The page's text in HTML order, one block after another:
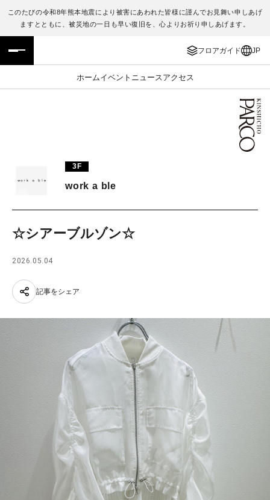
このたびの令和8年熊本地震により被害にあわれた皆様に謹んでお見舞い申しあげ
ますとともに、被災地の一日も早い復旧を、心よりお祈り申しあげます。
フロアガイド JP
ホームイベント ニュース アクセス
フロアガイド
施設案内・アクセス
TAX FREE
ENGLISH
繁体字
日本語
3F
work a ble
☆シアーブルゾン☆
2026.05.04
記事をシェア